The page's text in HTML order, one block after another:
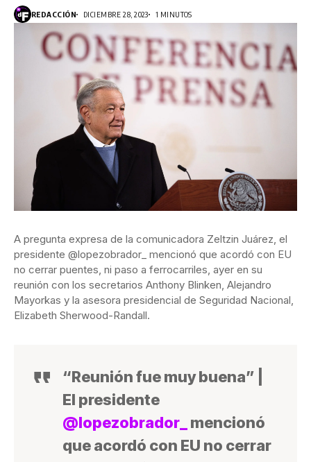
REDACCIÓN DICIEMBRE 28, 2023 1 MINUTOS
A pregunta expresa de la comunicadora Zeltzin Juárez, el
presidente @lopezobrador_ mencionó que acordó con EU
no cerrar puentes, ni paso a ferrocarriles, ayer en su
reunión con los secretarios Anthony Blinken, Alejandro
Mayorkas y la asesora presidencial de Seguridad Nacional,
Elizabeth Sherwood-Randall.
“Reunión fue muy buena” |
El presidente
@lopezobrador_
mencionó
que acordó con EU no cerrar